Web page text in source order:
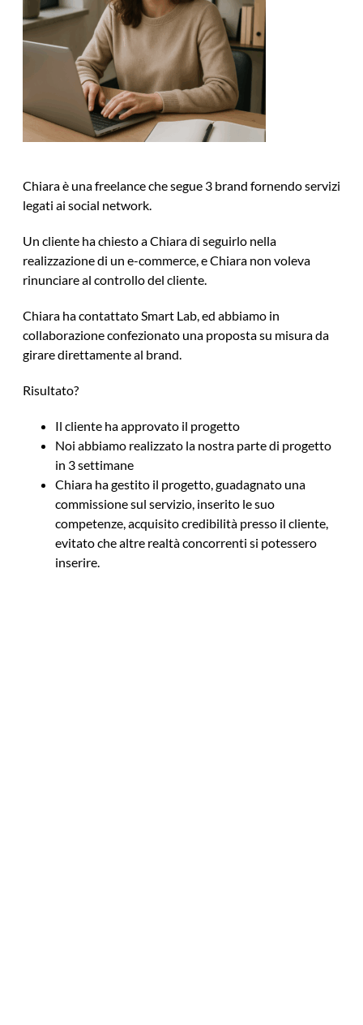
Chiara è una freelance che segue 3 brand fornendo servizi
legati ai social network.
Un cliente ha chiesto a Chiara di seguirlo nella
realizzazione di un e-commerce, e Chiara non voleva
rinunciare al controllo del cliente.
Chiara ha contattato Smart Lab, ed abbiamo in
collaborazione confezionato una proposta su misura da
girare direttamente al brand.
Risultato?
Il cliente ha approvato il progetto
Noi abbiamo realizzato la nostra parte di progetto
in 3 settimane
Chiara ha gestito il progetto, guadagnato una
commissione sul servizio, inserito le suo
competenze, acquisito credibilità presso il cliente,
evitato che altre realtà concorrenti si potessero
inserire.